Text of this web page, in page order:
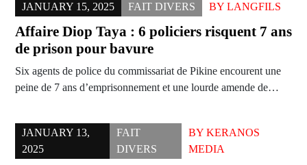
JANUARY 15, 2025 FAIT DIVERS BY LANGFILS
Affaire Diop Taya : 6 policiers risquent 7 ans
de prison pour bavure
Six agents de police du commissariat de Pikine encourent une
peine de 7 ans d’emprisonnement et une lourde amende de…
JANUARY 13,
2025
FAIT
DIVERS
BYKERANOS
MEDIA